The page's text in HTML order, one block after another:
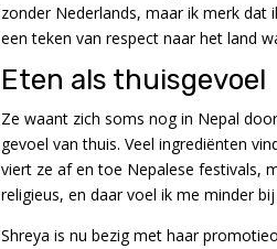
zonder Nederlands, maar ik merk dat
een teken van respect naar het land
Eten als thuisgevoel
Ze waant zich soms nog in Nepal
gevoel van thuis. Veel ingrediënten
viert ze af en toe Nepalese festivals,
religieus, en daar voel ik me minder
Shreya is nu bezig met haar